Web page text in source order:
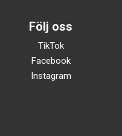
Följ oss
TikTok
Facebook
Instagram